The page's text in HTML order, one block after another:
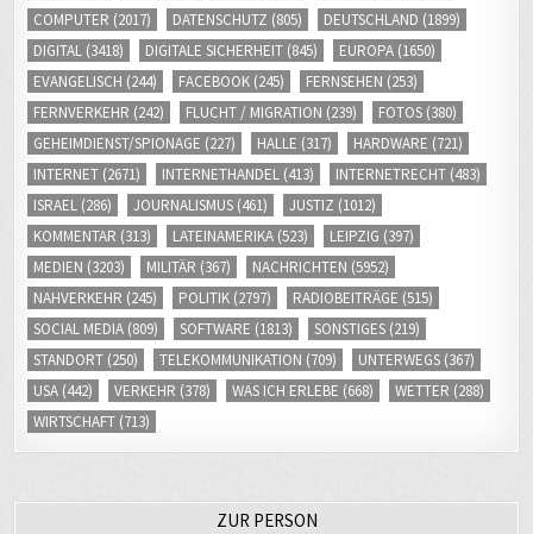
COMPUTER (2017) DATENSCHUTZ (805) DEUTSCHLAND (1899)
DIGITAL (3418) DIGITALE SICHERHEIT (845) EUROPA (1650)
EVANGELISCH (244) FACEBOOK (245) FERNSEHEN (253)
FERNVERKEHR (242) FLUCHT / MIGRATION (239) FOTOS (380)
GEHEIMDIENST/SPIONAGE (227) HALLE (317) HARDWARE (721)
INTERNET (2671) INTERNETHANDEL (413) INTERNETRECHT (483)
ISRAEL (286) JOURNALISMUS (461) JUSTIZ (1012)
KOMMENTAR (313) LATEINAMERIKA (523) LEIPZIG (397)
MEDIEN (3203) MILITÄR (367) NACHRICHTEN (5952)
NAHVERKEHR (245) POLITIK (2797) RADIOBEITRÄGE (515)
SOCIAL MEDIA (809) SOFTWARE (1813) SONSTIGES (219)
STANDORT (250) TELEKOMMUNIKATION (709) UNTERWEGS (367)
USA (442) VERKEHR (378) WAS ICH ERLEBE (668) WETTER (288)
WIRTSCHAFT (713)
ZUR PERSON